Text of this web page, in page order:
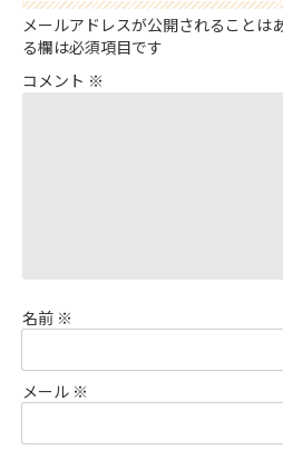
メールアドレスが公開されることは
る欄は必須項目です
コメント ※
名前 ※
メール ※